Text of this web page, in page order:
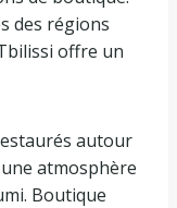
des régions
offre un
autour
atmosphère
Boutique